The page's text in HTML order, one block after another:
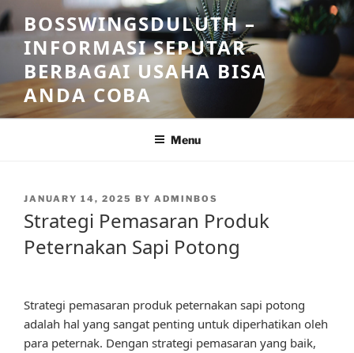
Skip
to
content
BOSSWINGSDULUTH –
INFORMASI SEPUTAR
BERBAGAI USAHA BISA
ANDA COBA
Menu
POSTED
JANUARY 14, 2025 BY ADMINBOS
Strategi Pemasaran Produk
Peternakan Sapi Potong
Strategi pemasaran produk peternakan sapi potong
adalah hal yang sangat penting untuk diperhatikan oleh
para peternak. Dengan strategi pemasaran yang baik,